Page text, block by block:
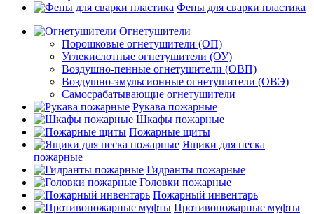
Фены для сварки пластика
Огнетушители
Порошковые огнетушители (ОП)
Углекислотные огнетушители (ОУ)
Воздушно-пенные огнетушители (ОВП)
Воздушно-эмульсионные огнетушители (ОВЭ)
Самосрабатывающие огнетушители
Рукава пожарные
Шкафы пожарные
Пожарные щиты
Ящики для песка
пожарные
Гидранты пожарные
Головки пожарные
Пожарный инвентарь
Противопожарные муфты